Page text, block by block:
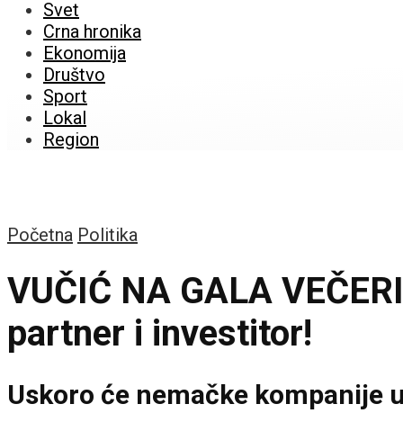
Svet
Crna hronika
Ekonomija
Društvo
Sport
Lokal
Region
Početna Politika
VUČIĆ NA GALA
partner i investitor!
Uskoro će nemačke kompanije